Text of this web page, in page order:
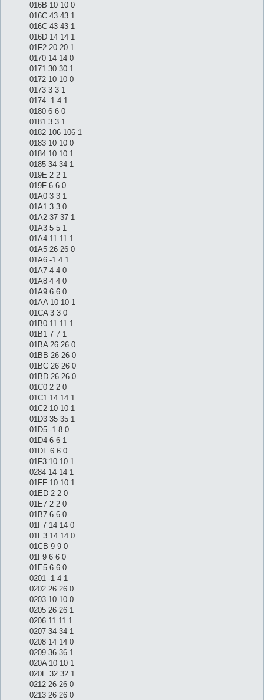
016B 10 10 0
016C 43 43 1
016C 43 43 1
016D 14 14 1
01F2 20 20 1
0170 14 14 0
0171 30 30 1
0172 10 10 0
0173 3 3 1
0174 -1 4 1
0180 6 6 0
0181 3 3 1
0182 106 106 1
0183 10 10 0
0184 10 10 1
0185 34 34 1
019E 2 2 1
019F 6 6 0
01A0 3 3 1
01A1 3 3 0
01A2 37 37 1
01A3 5 5 1
01A4 11 11 1
01A5 26 26 0
01A6 -1 4 1
01A7 4 4 0
01A8 4 4 0
01A9 6 6 0
01AA 10 10 1
01CA 3 3 0
01B0 11 11 1
01B1 7 7 1
01BA 26 26 0
01BB 26 26 0
01BC 26 26 0
01BD 26 26 0
01C0 2 2 0
01C1 14 14 1
01C2 10 10 1
01D3 35 35 1
01D5 -1 8 0
01D4 6 6 1
01DF 6 6 0
01F3 10 10 1
0284 14 14 1
01FF 10 10 1
01ED 2 2 0
01E7 2 2 0
01B7 6 6 0
01F7 14 14 0
01E3 14 14 0
01CB 9 9 0
01F9 6 6 0
01E5 6 6 0
0201 -1 4 1
0202 26 26 0
0203 10 10 0
0205 26 26 1
0206 11 11 1
0207 34 34 1
0208 14 14 0
0209 36 36 1
020A 10 10 1
020E 32 32 1
0212 26 26 0
0213 26 26 0